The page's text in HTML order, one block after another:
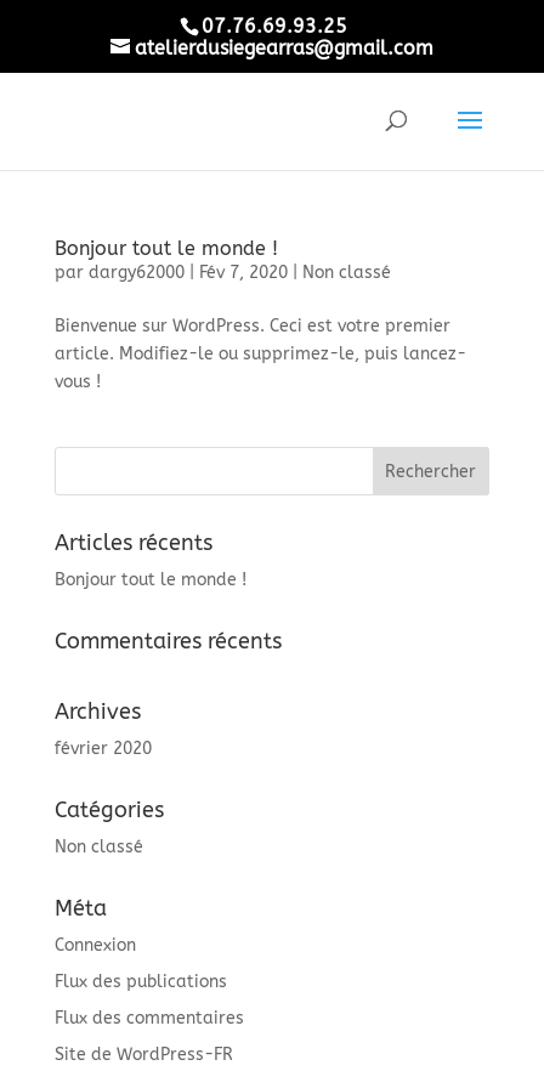
07.76.69.93.25
atelierdusiegearras@gmail.com
Bonjour tout le monde !
par dargy62000| Fév 7, 2020| Non classé
Bienvenue sur WordPress. Ceci est votre premier
article. Modifiez-le ou supprimez-le, puis lancez-
vous !
Articles récents
Bonjour tout le monde !
Commentaires récents
Archives
février 2020
Catégories
Non classé
Méta
Connexion
Flux des publications
Flux des commentaires
Site de WordPress-FR